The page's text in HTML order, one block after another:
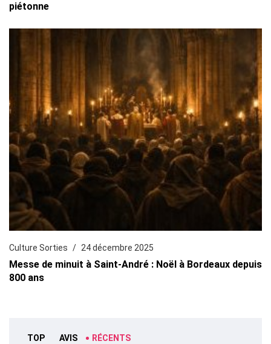
piétonne
Culture Sorties 24 décembre 2025
Messe de minuit à Saint-André : Noël à Bordeaux depuis
800 ans
TOP AVIS RÉCENTS